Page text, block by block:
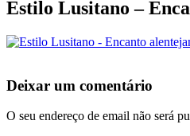
Estilo Lusitano –
Deixar um comentário
O seu endereço de email não será